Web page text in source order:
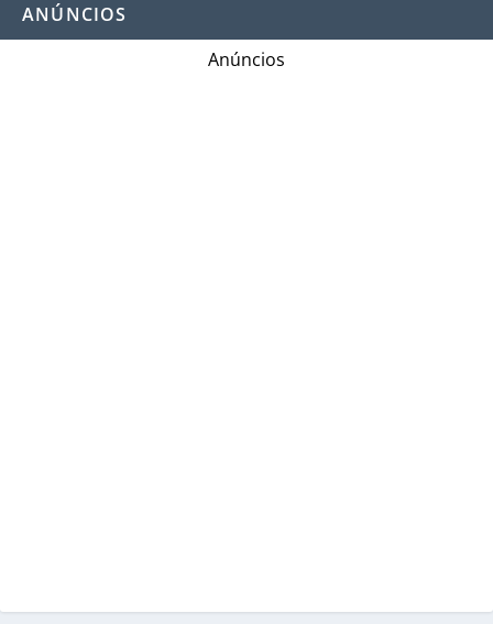
ANÚNCIOS
Anúncios